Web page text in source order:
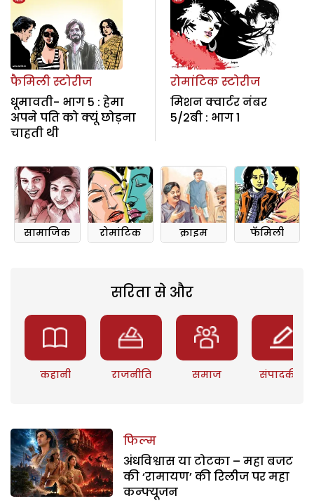
फैमिली स्टोरीज
धूमावती- भाग 5 : हेमा
अपने पति को क्यूं छोड़ना
चाहती थी
रोमांटिक स्टोरीज
मिशन क्वार्टर नंबर
5/2बी : भाग 1
सामाजिक रोमांटिक क्राइम फॅमिली
सरिता से और
कहानी राजनीति समाज संपादकीय
फिल्म
अंधविश्वास या टोटका – महा बजट
की ‘रामायण’ की रिलीज पर महा
कन्फ्यूजन